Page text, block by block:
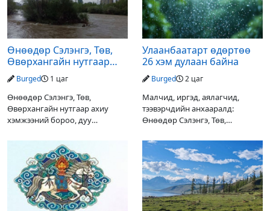
Өнөөдөр Сэлэнгэ, Төв,
Өвөрхангайн нутгаар
аадар орж, үерлэх
аюултайг анхааруулав
Burged 1 цаг
Өнөөдөр Сэлэнгэ, Төв,
Өвөрхангайн нутгаар ахиу
хэмжээний бороо, дуу
голын усны түвшин нэмэгдэх,
нөөлөг салхи, мөндөр, аянга
цахилгаан, үерийн аюулаас
сэрэмжлэхийг
Улаанбаатарт өдөртөө
26 хэм дулаан байна
Burged 2 цаг
Малчид, иргэд, аялагчид,
тээвэрчдийн анхааралд:
Өнөөдөр Сэлэнгэ, Төв,
хэмжээний бороо, дуу
цахилгаантай аадар бороо
орох тул голын усны түвшин
нэмэгдэх, нөөлөг салхи,